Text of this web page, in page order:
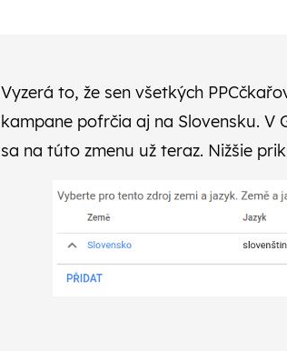
Vyzerá to, že sen všetkých
kampane pofrčia aj na Slovensku. V
sa na túto zmenu už teraz. Nižšie